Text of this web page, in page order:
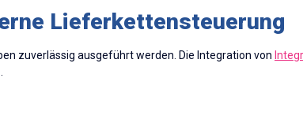
Lieferkettensteuerung
zuverlässig ausgeführt werden. Die Integration von